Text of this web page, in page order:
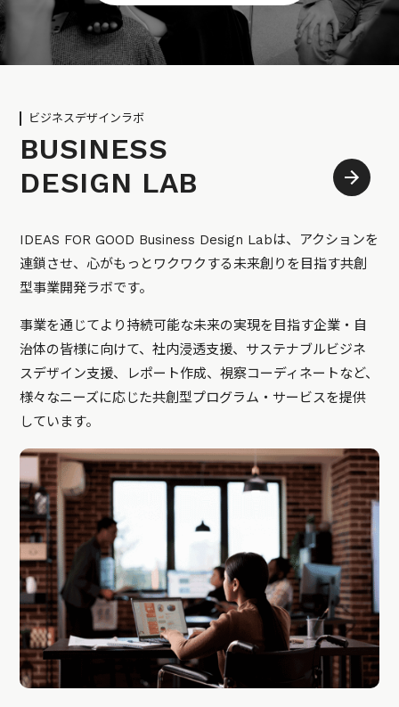
ビジネスデザインラボ
BUSINESS
DESIGN LAB
IDEAS FOR GOOD Business Design Labは、アクションを
連鎖させ、心がもっとワクワクする未来創りを目指す共創
型事業開発ラボです。
事業を通じてより持続可能な未来の実現を目指す企業・自
治体の皆様に向けて、社内浸透支援、サステナブルビジネ
スデザイン支援、レポート作成、視察コーディネートなど、
様々なニーズに応じた共創型プログラム・サービスを提供
しています。